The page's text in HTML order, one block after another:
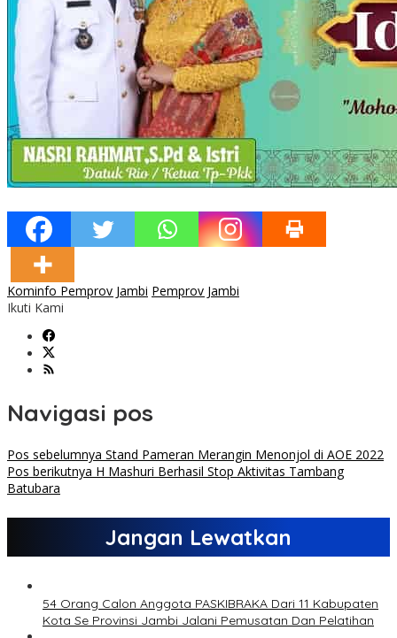
Kominfo Pemprov Jambi Pemprov Jambi
Ikuti Kami
Navigasi pos
Pos sebelumnya Stand Pameran Merangin Menonjol di AOE 2022
Pos berikutnya H Mashuri Berhasil Stop Aktivitas Tambang
Batubara
Jangan Lewatkan
54 Orang Calon Anggota PASKIBRAKA Dari 11 Kabupaten
Kota Se Provinsi Jambi Jalani Pemusatan Dan Pelatihan